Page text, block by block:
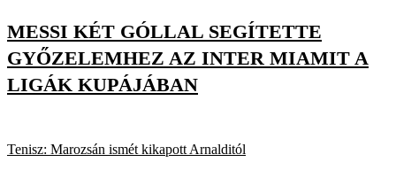
MESSI KÉT GÓLLAL SEGÍTETTE
GYŐZELEMHEZ AZ INTER MIAMIT A
LIGÁK KUPÁJÁBAN
Tenisz: Marozsán ismét kikapott Arnalditól